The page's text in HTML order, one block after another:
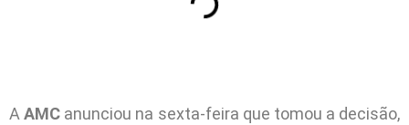
AAMC anunciou na sexta-feira que tomou a decisão,